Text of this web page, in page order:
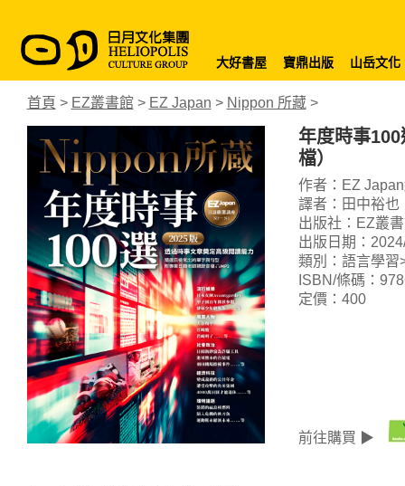
大好書屋 寶鼎出版 山岳文化
首頁 > EZ叢書館 > EZ Japan > Nippon 所藏>
年度時事
檔）
作者：EZ
譯者：田中裕也
出版社：EZ叢
出版日期：
類別：語言學習
ISBN/條碼：
定價：400
前往購買 ▶